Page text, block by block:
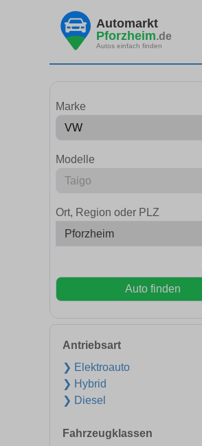
Automarkt
Pforzheim.de
Autos einfach finden
Marke
Modelle
Ort, Region oder PLZ
Auto finden
Antriebsart
❯ Elektroauto
❯ Hybrid
❯ Diesel
Fahrzeugklassen